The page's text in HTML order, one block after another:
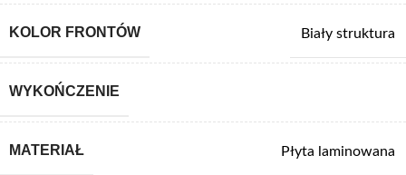
KOLOR FRONTÓW Biały struktura
WYKOŃCZENIE
MATERIAŁ Płyta laminowana